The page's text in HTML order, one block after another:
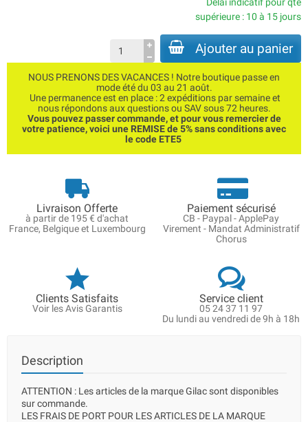
supérieure : 10 à 15 jours
Ajouter au panier
NOUS PRENONS DES VACANCES ! Notre boutique passe en
mode été du 03 au 21 août.
Une permanence est en place : 2 expéditions par semaine et
nous répondons aux questions ou SAV sous 72 heures.
Vous pouvez passer commande, et pour vous remercier de
votre patience, voici une REMISE de 5% sans conditions avec
le code ETE5
Livraison Offerte
à partir de 195 € d'achat
France, Belgique et Luxembourg
Paiement sécurisé
CB - Paypal - ApplePay
Virement - Mandat Administratif
Chorus
Clients Satisfaits
Voir les Avis Garantis
Service client
05 24 37 11 97
Du lundi au vendredi de 9h à 18h
Description
ATTENTION : Les articles de la marque Gilac sont disponibles
sur commande.
LES FRAIS DE PORT POUR LES ARTICLES DE LA MARQUE